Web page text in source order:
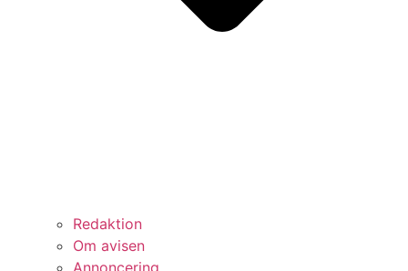
Redaktion
Om avisen
Annoncering